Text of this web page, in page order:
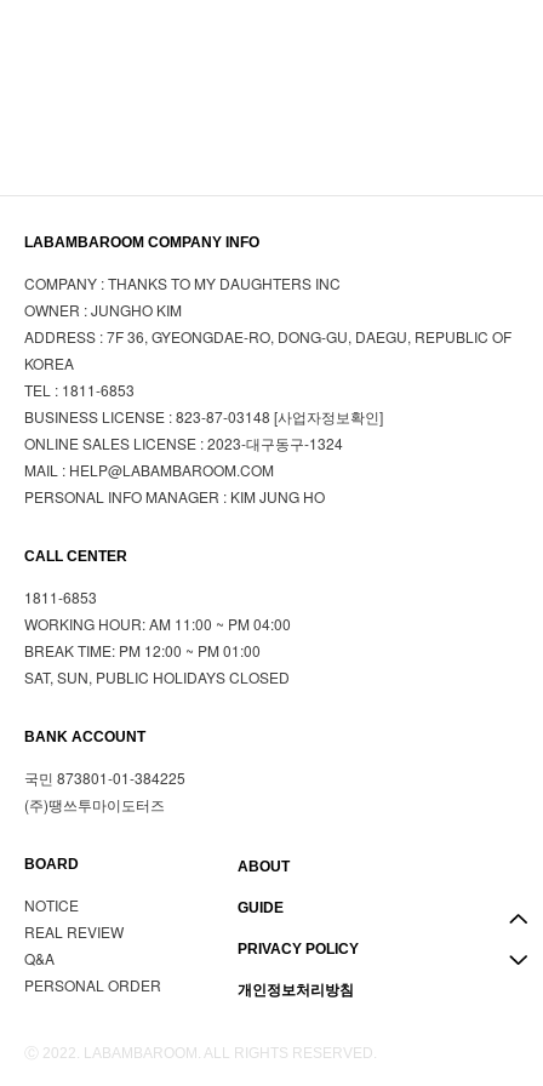
LABAMBAROOM COMPANY INFO
COMPANY : THANKS TO MY DAUGHTERS INC
OWNER : JUNGHO KIM
ADDRESS : 7F 36, GYEONGDAE-RO, DONG-GU, DAEGU, REPUBLIC OF
KOREA
TEL : 1811-6853
BUSINESS LICENSE : 823-87-03148 [사업자정보확인]
ONLINE SALES LICENSE : 2023-대구동구-1324
MAIL : HELP@LABAMBAROOM.COM
PERSONAL INFO MANAGER : KIM JUNG HO
CALL CENTER
1811-6853
WORKING HOUR: AM 11:00 ~ PM 04:00
BREAK TIME: PM 12:00 ~ PM 01:00
SAT, SUN, PUBLIC HOLIDAYS CLOSED
BANK ACCOUNT
국민 873801-01-384225
(주)땡쓰투마이도터즈
BOARD
NOTICE
REAL REVIEW
Q&A
PERSONAL ORDER
ABOUT
GUIDE
PRIVACY POLICY
개인정보처리방침
Ⓒ 2022. LABAMBAROOM. ALL RIGHTS RESERVED.